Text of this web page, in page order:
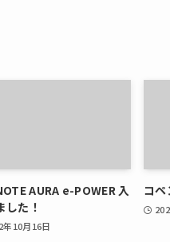
AURA e-POWER 入
した！
年10月16日
コペ